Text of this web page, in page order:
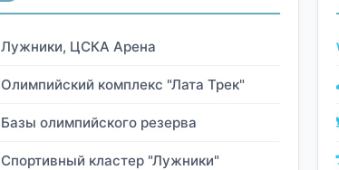
Лужники, ЦСКА Арена
Олимпийский комплекс "Лата Трек"
Базы олимпийского резерва
Спортивный кластер "Лужники"